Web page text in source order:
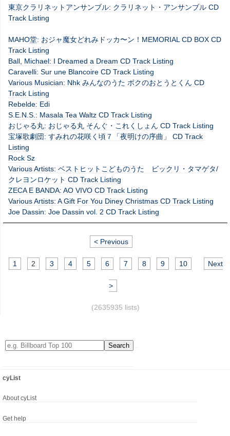
東京クラリネットアンサンブル: クラリネット・アンサンブル CD
Track Listing
MAHO堂: おジャ魔女どれみドッカ〜ン！MEMORIAL CD BOX CD
Track Listing
Ball, Michael: I Dreamed a Dream CD Track Listing
Caravelli: Sur une Blancoire CD Track Listing
Various Musician: Nhk みんなのうた ボクのおとうとくん CD
Track Listing
Rebelde: Edi
S.E.N.S.: Masala Tea Waltz CD Track Listing
おじゃる丸: おじゃる丸 そんぐ・これくしょん CD Track Listing
宝塚歌劇団: すみれの花咲く頃７「夜明けの序曲」 CD Track
Listing
Rock Sz
Various Artists: ベストヒットこどものうた ビックリ・タマゲタ/
クレヨンロケット CD Track Listing
ZECA E BANDA: AO VIVO CD Track Listing
Various Artists: A Gift For You Diney Christmas CD Track Listing
Joe Dassin: Joe Dassin vol. 2 CD Track Listing
< Previous
1 2 3 4 5 6 7 8 9 10 Next
>
(2635935 lists)
cyList
About cyList
Get help